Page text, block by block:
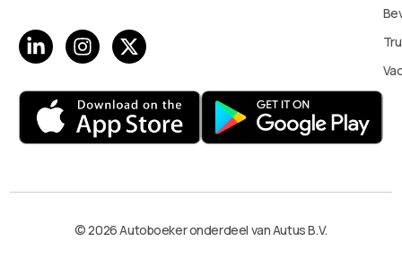
© 2026 Autoboeker onderdeel van Autus B.V.